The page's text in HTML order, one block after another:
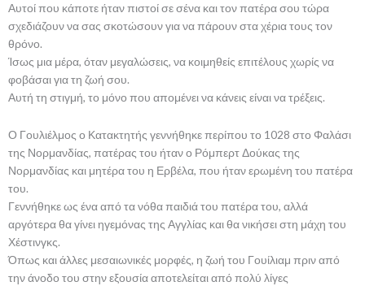
Αυτοί που κάποτε ήταν πιστοί σε σένα και τον πατέρα σου τώρα
σχεδιάζουν να σας σκοτώσουν για να πάρουν στα χέρια τους τον
θρόνο.
Ίσως μια μέρα, όταν μεγαλώσεις, να κοιμηθείς επιτέλους χωρίς να
φοβάσαι για τη ζωή σου.
Αυτή τη στιγμή, το μόνο που απομένει να κάνεις είναι να τρέξεις.
Ο Γουλιέλμος ο Κατακτητής γεννήθηκε περίπου το 1028 στο Φαλάσι
της Νορμανδίας, πατέρας του ήταν ο Ρόμπερτ Δούκας της
Νορμανδίας και μητέρα του η Ερβέλα, που ήταν ερωμένη του πατέρα
του.
Γεννήθηκε ως ένα από τα νόθα παιδιά του πατέρα του, αλλά
αργότερα θα γίνει ηγεμόνας της Αγγλίας και θα νικήσει στη μάχη του
Χέστινγκς.
Όπως και άλλες μεσαιωνικές μορφές, η ζωή του Γουίλιαμ πριν από
την άνοδο του στην εξουσία αποτελείται από πολύ λίγες